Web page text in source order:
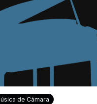
de Cámara